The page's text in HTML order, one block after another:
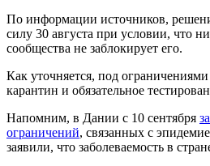
По информации источников,
силу 30 августа при условии, что
сообщества не заблокирует его.
Как уточняется, под
карантин и обязательное
Напомним, в Дании с 10 сентября
ограничений, связанных с
заявили, что заболеваемость в